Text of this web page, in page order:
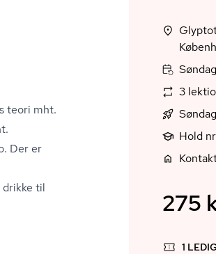
teori mht.
Der er
til
3
Hold
275
1